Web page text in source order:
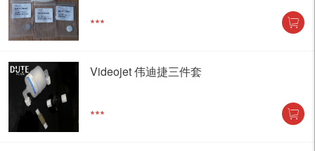
***
Videojet 伟迪捷三件套
***